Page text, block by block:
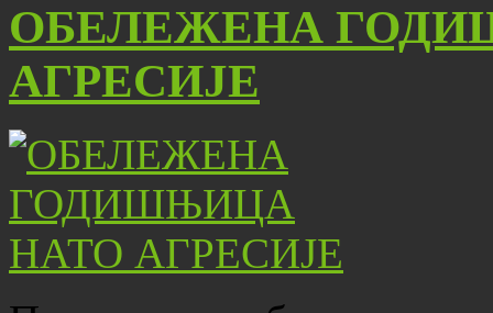
ОБЕЛЕЖЕНА
АГРЕСИЈЕ